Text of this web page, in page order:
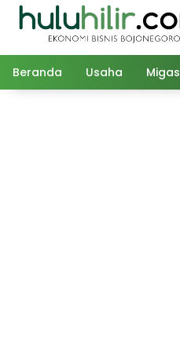
Langsung
Beranda Usaha Migas